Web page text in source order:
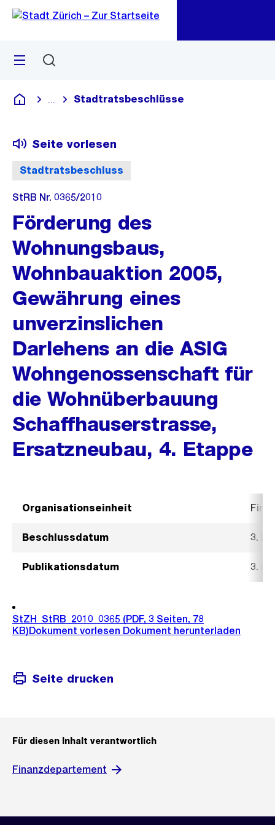
Navigation
Sprunglink
Menü
Deutsch
Blende alle Breadcrumbs ein
Stadtratsbeschlüsse
Stadtratsbeschluss
Seite vorlesen
StRB Nr. 0365/2010
Förderung des
Wohnungsbaus,
Wohnbauaktion 2005,
Gewährung eines
unverzinslichen
Darlehens an die ASIG
Wohngenossenschaft für
die Wohnüberbauung
Schaffhauserstrasse,
Ersatzneubau, 4. Etappe
Organisationseinheit
Beschlussdatum 3.
Publikationsdatum 3.
StZH_StRB_2010_0365 (PDF, 3 Seiten, 78
KB)Dokument vorlesen Dokument herunterladen
Seite drucken
Für diesen Inhalt verantwortlich
Finanzdepartement